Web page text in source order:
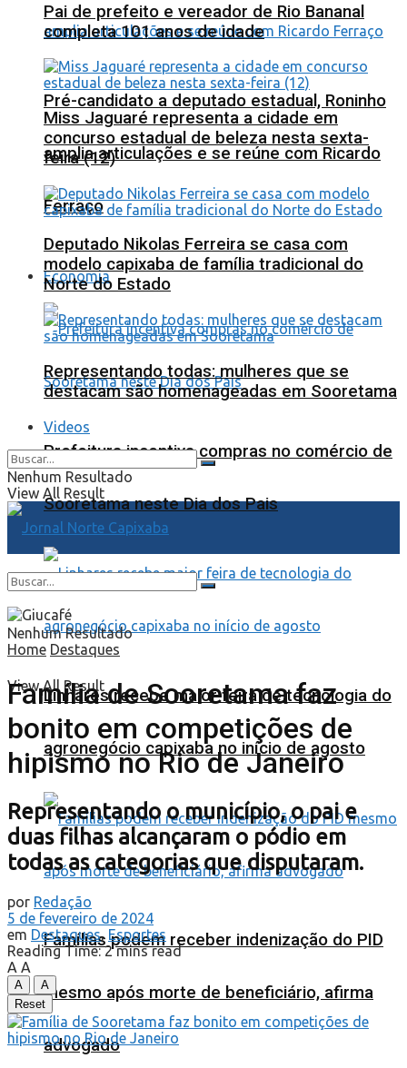
Pré-candidato a deputado estadual, Roninho
amplia articulações e se reúne com Ricardo
Ferraço
Economia
Prefeitura incentiva compras no comércio de
Sooretama neste Dia dos Pais
Linhares recebe maior feira de tecnologia do
agronegócio capixaba no início de agosto
Famílias podem receber indenização do PID
mesmo após morte de beneficiário, afirma
advogado
Pai de prefeito e vereador de Rio Bananal
completa 101 anos de idade
Miss Jaguaré representa a cidade em
concurso estadual de beleza nesta sexta-
feira (12)
Deputado Nikolas Ferreira se casa com
modelo capixaba de família tradicional do
Norte do Estado
Representando todas: mulheres que se
destacam são homenageadas em Sooretama
Videos
Nenhum Resultado
View All Result
Nenhum Resultado
View All Result
Home Destaques
Família de Sooretama faz
bonito em competições de
hipismo no Rio de Janeiro
Representando o município, o pai e
duas filhas alcançaram o pódio em
todas as categorias que disputaram.
por Redação
5 de fevereiro de 2024
em Destaques, Esportes
Reading Time: 2 mins read
A A
A
A
Reset